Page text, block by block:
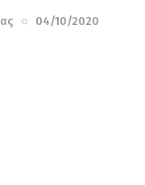
04/10/2020